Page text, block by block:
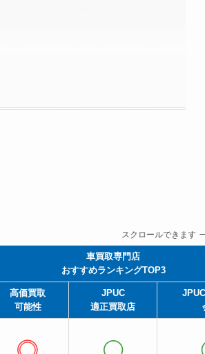
スクロールできます
車買取専門店
おすすめランキングTOP3
高価買取
可能性
JPUC
適正買取店